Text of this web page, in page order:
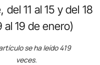
11 al 15 y del 18
19 de enero)
se ha leído 419
veces.